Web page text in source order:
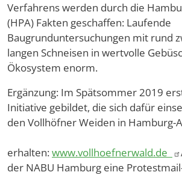
Verfahrens werden durch die
(HPA) Fakten geschaffen: Laufende
Baugrunduntersuchungen mit rund
langen Schneisen in wertvolle
Ökosystem enorm.
Ergänzung: Im Spätsommer 2019
Initiative gebildet, die sich dafür
den Vollhöfner Weiden in Hamburg-
erhalten:www.vollhoefnerwald.de
der NABU Hamburg eine